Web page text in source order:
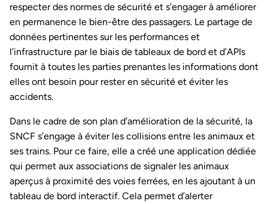
respecter des normes de sécurité et s’engager à améliorer
en permanence le bien-être des passagers. Le partage de
données pertinentes sur les performances et
l’infrastructure par le biais de tableaux de bord et d’APIs
fournit à toutes les parties prenantes les informations dont
elles ont besoin pour rester en sécurité et éviter les
accidents.
Dans le cadre de son plan d’amélioration de la sécurité, la
SNCF s’engage à éviter les collisions entre les animaux et
ses trains. Pour ce faire, elle a créé une application dédiée
qui permet aux associations de signaler les animaux
aperçus à proximité des voies ferrées, en les ajoutant à un
tableau de bord interactif. Cela permet d’alerter